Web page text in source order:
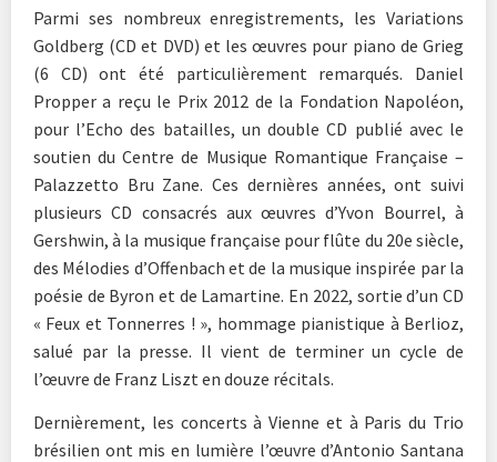
Parmi ses nombreux enregistrements, les Variations
Goldberg (CD et DVD) et les œuvres pour piano de Grieg
(6 CD) ont été particulièrement remarqués. Daniel
Propper a reçu le Prix 2012 de la Fondation Napoléon,
pour l’Echo des batailles, un double CD publié avec le
soutien du Centre de Musique Romantique Française –
Palazzetto Bru Zane. Ces dernières années, ont suivi
plusieurs CD consacrés aux œuvres d’Yvon Bourrel, à
Gershwin, à la musique française pour flûte du 20e siècle,
des Mélodies d’Offenbach et de la musique inspirée par la
poésie de Byron et de Lamartine. En 2022, sortie d’un CD
« Feux et Tonnerres ! », hommage pianistique à Berlioz,
salué par la presse. Il vient de terminer un cycle de
l’œuvre de Franz Liszt en douze récitals.
Dernièrement, les concerts à Vienne et à Paris du Trio
brésilien ont mis en lumière l’œuvre d’Antonio Santana